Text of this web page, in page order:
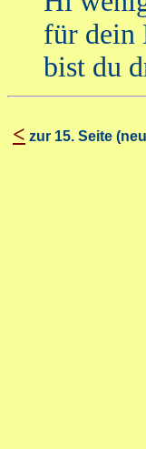
für dein
bist du
< zur 15. Seite